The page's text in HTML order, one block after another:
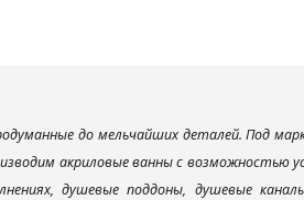
до мельчайших деталей. Под
акриловые ванны с возможностью
душевые поддоны, душевые